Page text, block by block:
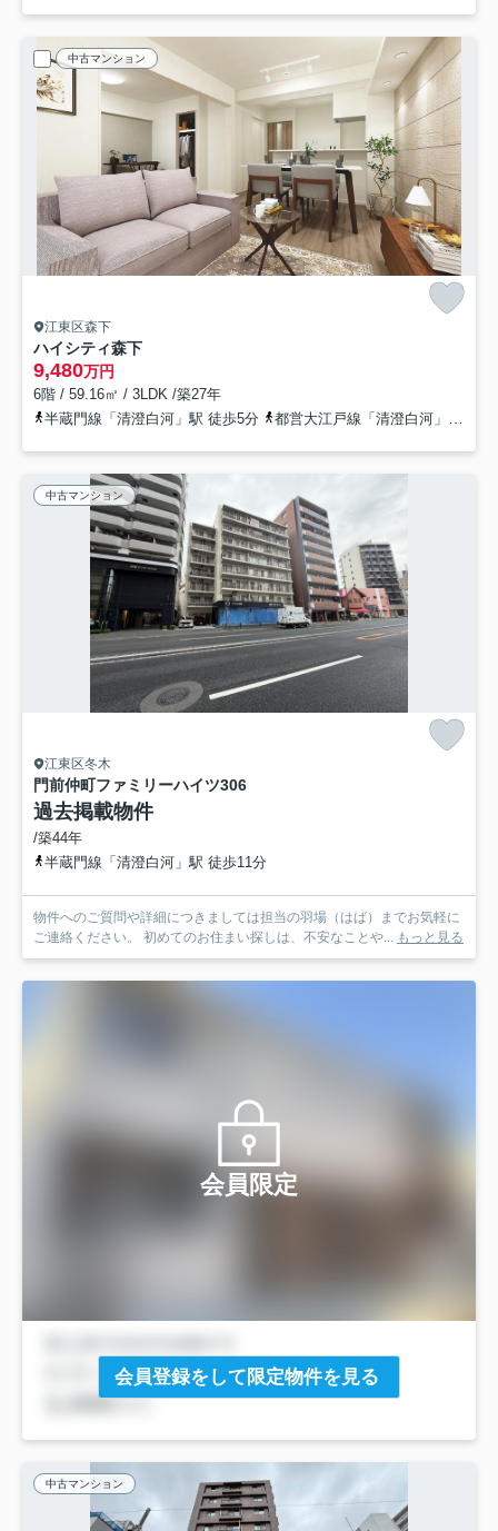
中古マンション
江東区森下
ハイシティ森下
9,480万円
6階 / 59.16㎡ / 3LDK /築27年
半蔵門線「清澄白河」駅 徒歩5分
都営大江戸線「清澄白河」駅 徒歩5分
中古マンション
江東区冬木
門前仲町ファミリーハイツ306
過去掲載物件
/築44年
半蔵門線「清澄白河」駅 徒歩11分
物件へのご質問や詳細につきましては担当の羽場（はば）までお気軽に
ご連絡ください。 初めてのお住まい探しは、不安なことや... もっと見る
会員限定
会員登録をして限定物件を見る
中古マンション